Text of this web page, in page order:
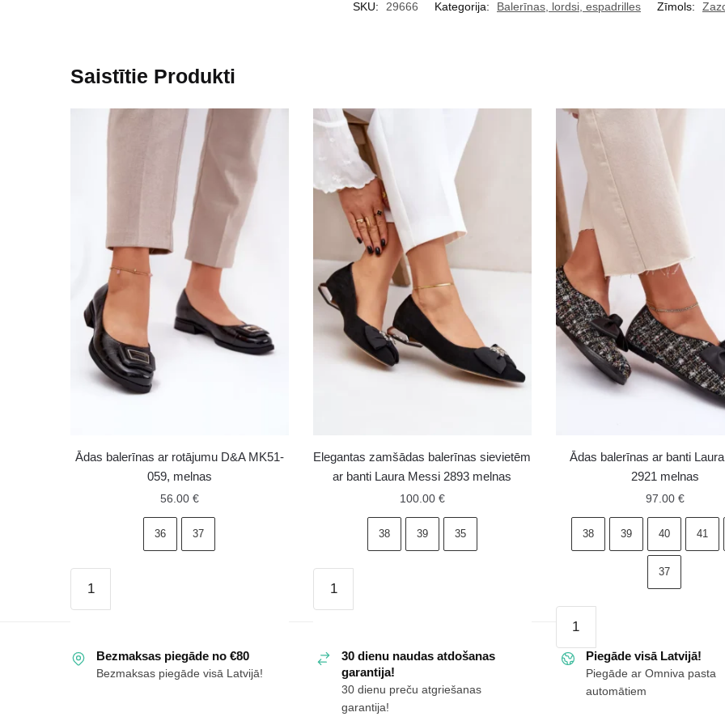
SKU: 29666 Kategorija: Balerīnas, lordsi, espadrilles Zīmols:
Saistītie Produkti
Ādas balerīnas ar rotājumu D&A MK51-
059, melnas
56.00 €
36 37
balerīnas
D&A
MK51-
Elegantas zamšādas balerīnas sievietēm
ar banti Laura Messi 2893 melnas
100.00 €
38 39 35
zamšādas
ar
Ādas balerīnas ar banti
2921 melnas
97.00 €
38 39 40 41
37
balerīnas
ar
Laura
Bezmaksas piegāde no €80
Bezmaksas piegāde visā Latvijā!
30 dienu naudas atdošanas
garantija!
30 dienu preču atgriešanas
garantija!
Piegāde visā Latvijā!
Piegāde ar Omniva pasta
automātiem